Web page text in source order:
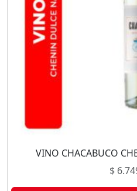
VINO CHACABUCO
$